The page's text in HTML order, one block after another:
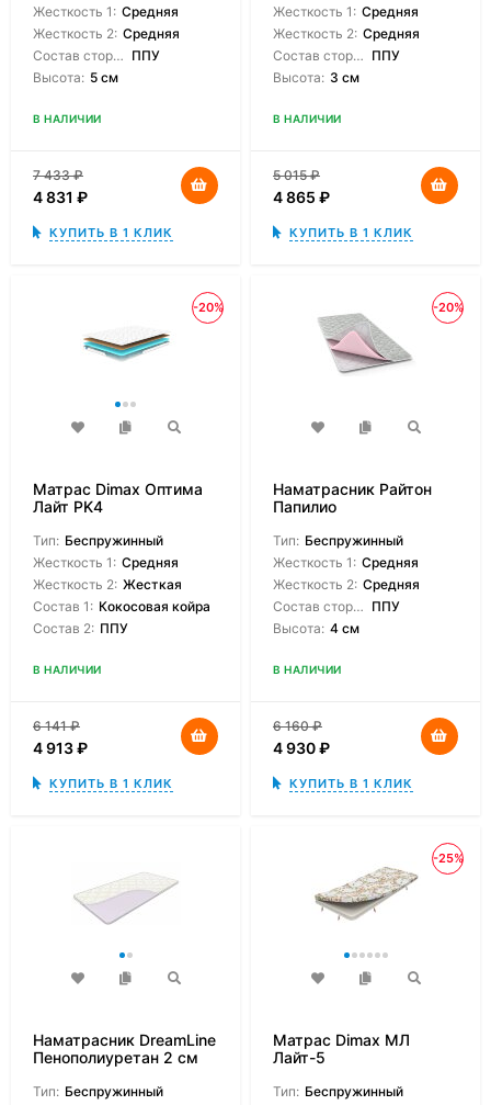
Жесткость 1: Средняя
Жесткость 2: Средняя
Состав сторон: ППУ
Высота: 5 см
В НАЛИЧИИ
7 433₽
4 831 ₽
КУПИТЬ В 1 КЛИК
Жесткость 1: Средняя
Жесткость 2: Средняя
Состав сторон: ППУ
Высота: 3 см
В НАЛИЧИИ
5 015₽
4 865 ₽
КУПИТЬ В 1 КЛИК
-20%
Матрас Dimax Оптима
Лайт PK4
Тип: Беспружинный
Жесткость 1: Средняя
Жесткость 2: Жесткая
Состав 1: Кокосовая койра
Состав 2: ППУ
В НАЛИЧИИ
6 141₽
4 913₽
КУПИТЬ В 1 КЛИК
-20%
Наматрасник Райтон
Папилио
Тип: Беспружинный
Жесткость 1: Средняя
Жесткость 2: Средняя
Состав сторон: ППУ
Высота: 4 см
В НАЛИЧИИ
6 160₽
4 930₽
КУПИТЬ В 1 КЛИК
Наматрасник DreamLine
Пенополиуретан 2 см
Тип: Беспружинный
-25%
Матрас Dimax МЛ
Лайт-5
Тип: Беспружинный